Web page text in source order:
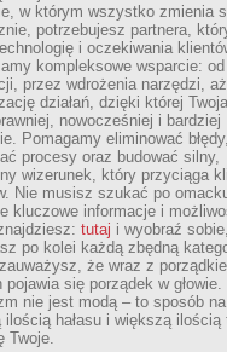
w którym wszystko zmienia
potrzebujesz partnera,
i oczekiwania
kompleksowe wsparcie:
przez wdrożenia narzędzi,
działań, dzięki której
nowocześniej i bardziej
Pomagamy eliminować błędy,
procesy oraz budować silny,
wizerunek, który przyciąga
Nie musisz szukać po
kluczowe informacje i
tutaj i wyobraź
po kolei każdą zbędną
że wraz z
się porządek w głowie.
nie jest modą – to sposób
ilością hałasu i większą ilością
Twoje.